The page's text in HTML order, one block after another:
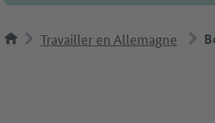
Travailler en Allemagne